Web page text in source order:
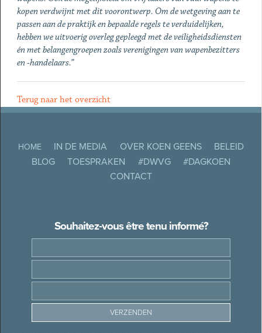
kopen verdwijnt met dit voorontwerp. Om de wetgeving aan te
passen aan de praktijk en bepaalde regels te verduidelijken,
hebben we uitvoerig overleg gepleegd metde veiligheidsdiensten
én met belangengroepen zoals verenigingen van wapenbezitters
en -handelaars.”
Terug naar het overzicht
HOME IN DE MEDIA OVER KOEN GEENS
BELEID
BLOG
TOESPRAKEN #DWVG
#DAGKOEN
CONTACT
Souhaitez-vous être tenu informé?